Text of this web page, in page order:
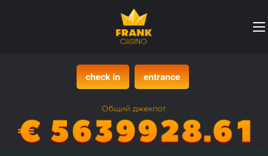
check in entrance